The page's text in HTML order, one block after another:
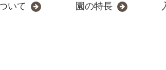
いて 園の特長